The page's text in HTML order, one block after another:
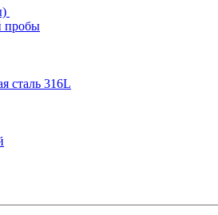
пробы
сталь 316L